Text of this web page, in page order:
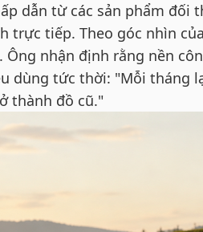
dẫn từ các sản phẩm
trực tiếp. Theo góc nhìn
Ông nhận định rằng nền
dùng tức thời: "Mỗi tháng
thành đồ cũ."